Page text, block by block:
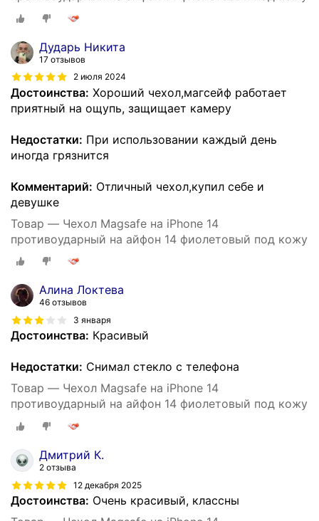
Дударь Никита
17 отзывов
2 июля 2024
Достоинства: Хороший чехол,магсейф работает
приятный на ощупь, защищает камеру
Недостатки: При использовании каждый день
иногда грязнится
Комментарий: Отличный чехол,купил себе и
девушке
Товар — Чехол Magsafe на iPhone 14
противоударный на айфон 14 фиолетовый под кожу
Алина Локтева
46 отзывов
3 января
Достоинства: Красивый
Недостатки: Снимал стекло с телефона
Товар — Чехол Magsafe на iPhone 14
противоударный на айфон 14 фиолетовый под кожу
Дмитрий К.
2 отзыва
12 декабря 2025
Достоинства: Очень красивый, классны